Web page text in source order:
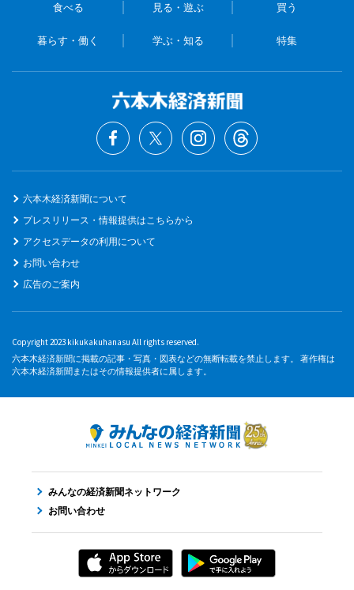
食べる 見る・遊ぶ 買う
暮らす・働く 学ぶ・知る 特集
六本木経済新聞について
プレスリリース・情報提供はこちらから
アクセスデータの利用について
お問い合わせ
広告のご案内
Copyright 2023 kikukakuhanasu All rights reserved.
六本木経済新聞に掲載の記事・写真・図表などの無断転載を禁止します。 著作権は
六本木経済新聞またはその情報提供者に属します。
みんなの経済新聞ネットワーク
お問い合わせ